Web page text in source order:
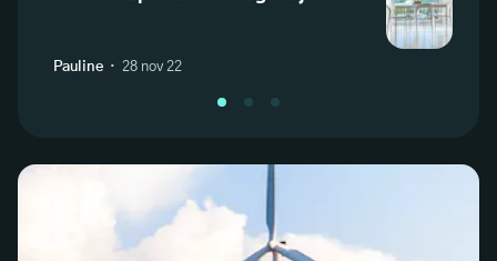
Pauline · 28 nov 22